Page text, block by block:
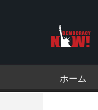
ホーム